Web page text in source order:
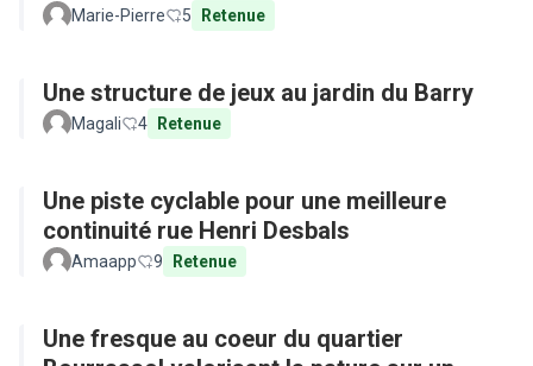
Marie-Pierre 5 Retenue
Une structure de jeux au jardin du Barry
Magali 4 Retenue
Une piste cyclable pour une meilleure
continuité rue Henri Desbals
Amaapp 9 Retenue
Une fresque au coeur du quartier